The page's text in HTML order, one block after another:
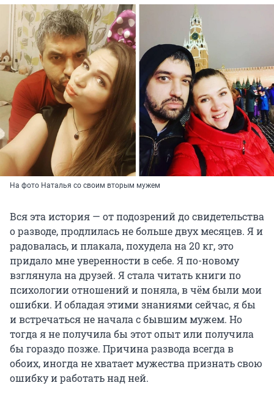
На фото Наталья со своим вторым мужем
Вся эта история — от подозрений до свидетельства
о разводе, продлилась не больше двух месяцев. Я и
радовалась, и плакала, похудела на 20 кг, это
придало мне уверенности в себе. Я по-новому
взглянула на друзей. Я стала читать книги по
психологии отношений и поняла, в чём были мои
ошибки. И обладая этими знаниями сейчас, я бы
и встречаться не начала с бывшим мужем. Но
тогда я не получила бы этот опыт или получила
бы гораздо позже. Причина развода всегда в
обоих, иногда не хватает мужества признать свою
ошибку и работать над ней.